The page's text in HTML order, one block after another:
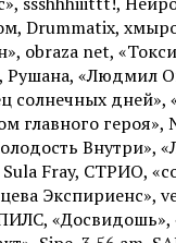
Drummatix,
obraza net,
Рушана, «Людмил
солнечных дней»,
главного героя»,
Внутри»,
Fray, СТРИО,
Экспириенс»,
«Досвидошь»,